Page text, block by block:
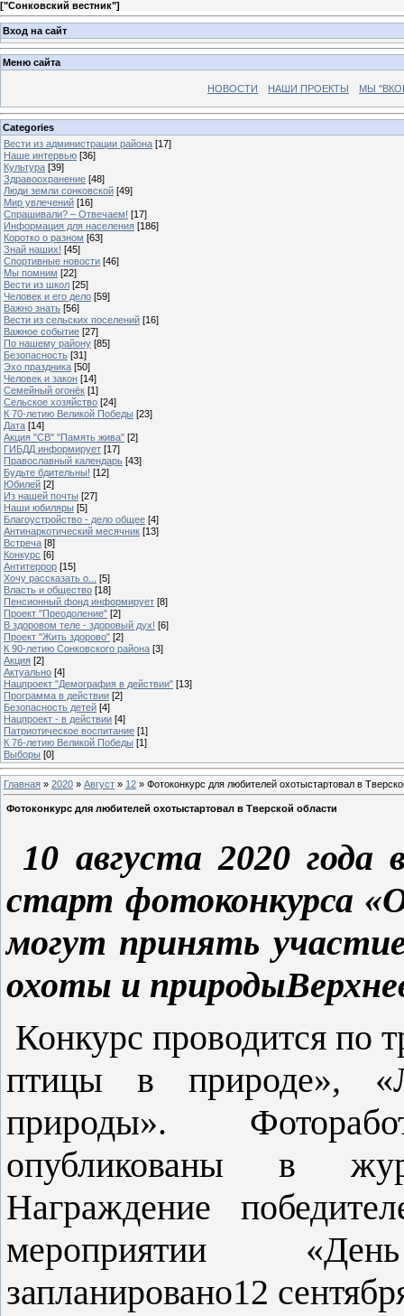
["Сонковский вестник"]
Вход на сайт
Меню сайта
НОВОСТИ НАШИ ПРОЕКТЫ МЫ
Categories
Вести из администрации района [17]
Наше интервью [36]
Культура [39]
Здравоохранение [48]
Люди земли сонковской [49]
Мир увлечений [16]
Спрашивали? – Отвечаем! [17]
Информация для населения [186]
Коротко о разном [63]
Знай наших! [45]
Спортивные новости [46]
Мы помним [22]
Вести из школ [25]
Человек и его дело [59]
Важно знать [56]
Вести из сельских поселений [16]
Важное событие [27]
По нашему району [85]
Безопасность [31]
Эхо праздника [50]
Человек и закон [14]
Семейный огонёк [1]
Сельское хозяйство [24]
К 70-летию Великой Победы [23]
Дата [14]
Акция "СВ" "Память жива" [2]
ГИБДД информирует [17]
Православный календарь [43]
Будьте бдительны! [12]
Юбилей [2]
Из нашей почты [27]
Наши юбиляры [5]
Благоустройство - дело общее [4]
Антинаркотический месячник [13]
Встреча [8]
Конкурс [6]
Антитеррор [15]
Хочу рассказать о...
[5]
Власть и общество [18]
Пенсионный фонд информирует [8]
Проект "Преодоление" [2]
В здоровом теле - здоровый дух! [6]
Проект "Жить здорово" [2]
К 90-летию Сонковского района [3]
Акция [2]
Актуально [4]
Нацпроект "Демография в действии" [13]
Программа в действии [2]
Безопасность детей [4]
Нацпроект - в действии [4]
Патриотическое воспитание [1]
К 76-летию Великой Победы [1]
Выборы [0]
Главная » 2020 » Август » 12 » Фотоконкурс для любителей охотыстартовал в
Фотоконкурс для любителей охотыстартовал в Тверской области
10 августа 2020 года
старт фотоконкурса
могут принять
охоты и
Конкурс проводится по
птицы в природе»,
природы».
опубликованы в
Награждение
мероприятии
запланировано12